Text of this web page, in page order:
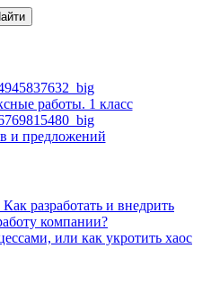
работы. 1 класс
и предложений
разработать и внедрить
компании?
или как укротить хаос